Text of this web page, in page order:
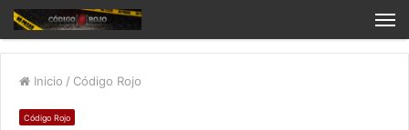
Inicio / Código Rojo
Código Rojo